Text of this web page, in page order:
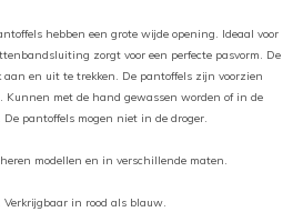
hebben een grote wijde opening. Ideaal voor
zorgt voor een perfecte pasvorm. De
en uit te trekken. De pantoffels zijn voorzien
met de hand gewassen worden of in de
pantoffels mogen niet in de droger.
modellen en in verschillende maten.
Verkrijgbaar in rood als blauw.